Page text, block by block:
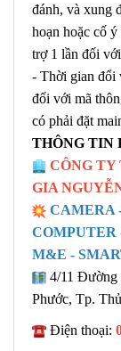
đánh, và xung
hoạn hoặc cố
trợ 1 lần đối
- Thời gian đổi
đối với mã
có phải đặt
THÔNG TIN
CÔNG TY
GIA
CAMERA
COMPUTER
M&E -
4/11 Đường
Phước, Tp.
Điện thoại: